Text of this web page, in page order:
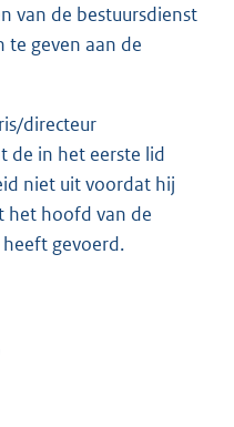
van de bestuursdienst
te geven aan de
directeur
de in het eerste lid
niet uit voordat hij
het hoofd van de
gevoerd.